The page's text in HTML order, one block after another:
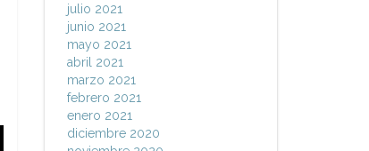
julio 2021
junio 2021
mayo 2021
abril 2021
marzo 2021
febrero 2021
enero 2021
diciembre 2020